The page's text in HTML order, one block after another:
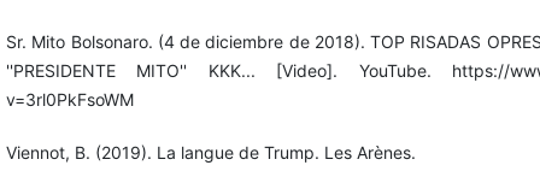
Sr. Mito Bolsonaro. (4 de diciembre de 2018). TOP RISADAS
''PRESIDENTE MITO'' KKK... [Video]. YouTube. https://
v=3rl0PkFsoWM
Viennot, B. (2019). La langue de Trump. Les Arènes.